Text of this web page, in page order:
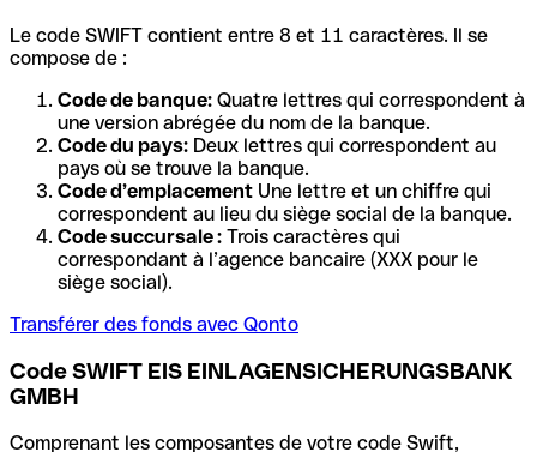
Le code SWIFT contient entre 8 et 11 caractères. Il se
compose de :
Code de banque: Quatre lettres qui correspondent à
une version abrégée du nom de la banque.
Code du pays: Deux lettres qui correspondent au
pays où se trouve la banque.
Code d’emplacement Une lettre et un chiffre qui
correspondent au lieu du siège social de la banque.
Code succursale : Trois caractères qui
correspondant à l’agence bancaire (XXX pour le
siège social).
Transférer des fonds avec Qonto
Code SWIFT EIS EINLAGENSICHERUNGSBANK
GMBH
Comprenant les composantes de votre code Swift,